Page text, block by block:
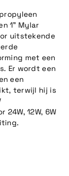
1” Mylar
uitstekende
met een
Er wordt een
een
terwijl hij is
12W, 6W